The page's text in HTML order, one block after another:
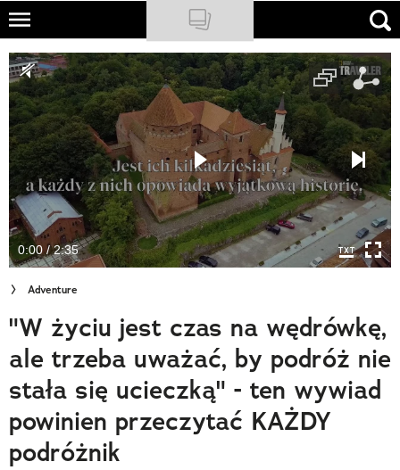
Skip
main
content
NATIONAL GEOGRAPHIC
TRAVELER
PODCASTY
Sklep
Newsletter
Cuda Polski
Wielki Konkurs Fotograficzny
Trendbook Podróżniczy
Polecane
0:00 / 2:35
Adventure
"W życiu jest czas na wędrówkę,
ale trzeba uważać, by podróż nie
stała się ucieczką" - ten wywiad
powinien przeczytać KAŻDY
podróżnik